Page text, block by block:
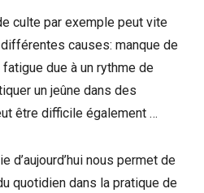
culte par exemple peut vite
causes: manque de
due à un rythme de
un jeûne dans des
être difficile également …
d’aujourd’hui nous permet de
quotidien dans la pratique de